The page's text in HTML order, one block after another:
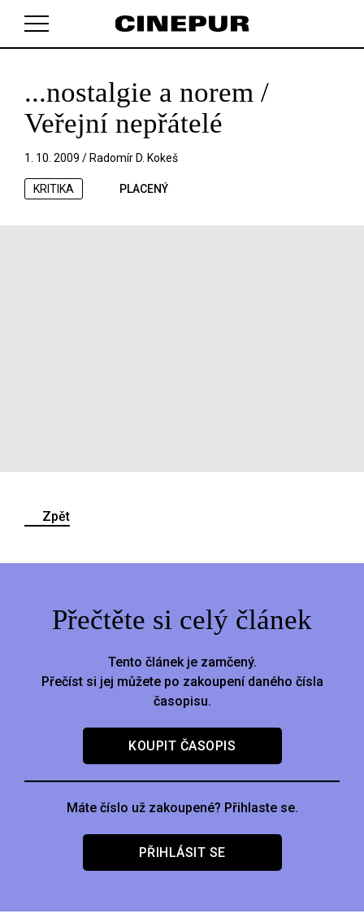
V košíku zatím nemáte žádné položky.
...nostalgie a norem /
Veřejní nepřátelé
1. 10. 2009 / Radomír D. Kokeš
KRITIKA PLACENÝ
Zpět
Přečtěte si celý článek
Tento článek je zamčený.
Přečíst si jej můžete po zakoupení daného čísla
časopisu.
KOUPIT ČASOPIS
Máte číslo už zakoupené? Přihlaste se.
PŘIHLÁSIT SE